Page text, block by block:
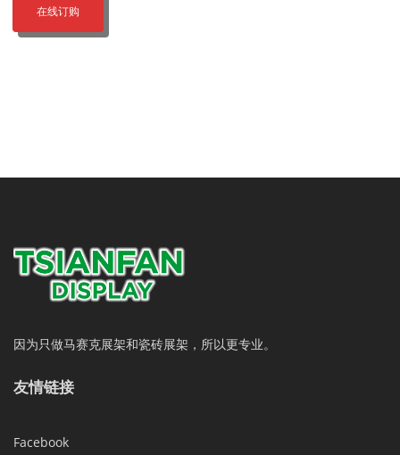
在线订购
因为只做马赛克展架和瓷砖展架，所以更专业。
友情链接
Facebook